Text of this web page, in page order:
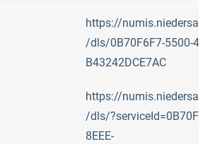
https://
/dls/0B70F6F7-5500-
B43242DCE7AC
https://
/dls/
8EEE-